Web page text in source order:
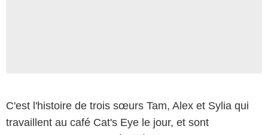
C'est l'histoire de trois sœurs Tam, Alex et Sylia qui
travaillent au café Cat's Eye le jour, et sont